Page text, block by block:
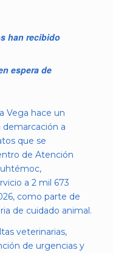
han recibido
espera de
Vega hace un
demarcación a
que se
de Atención
a 2 mil 673
como parte de
de cuidado animal.
veterinarias,
de urgencias y